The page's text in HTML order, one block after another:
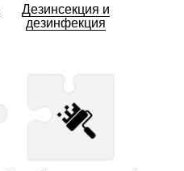
Дезинсекция и
дезинфекция